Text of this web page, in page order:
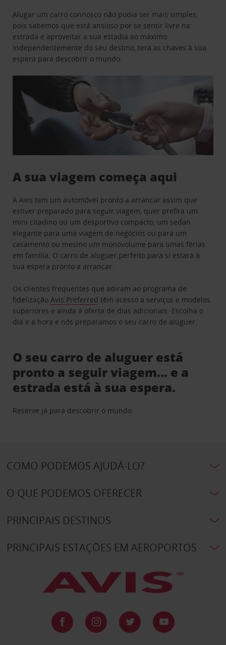
Alugar um carro connosco não podia ser mais simples,
pois sabemos que está ansioso por se sentir livre na
estrada e aproveitar a sua estadia ao máximo.
Independentemente do seu destino, terá as chaves à sua
espera para descobrir o mundo.
A sua viagem começa aqui
A Avis tem um automóvel pronto a arrancar assim que
estiver preparado para seguir viagem, quer prefira um
mini citadino ou um desportivo compacto, um sedan
elegante para uma viagem de negócios ou para um
casamento ou mesmo um monovolume para umas férias
em família. O carro de aluguer perfeito para si estará à
sua espera pronto a arrancar.
Os clientes frequentes que adiram ao programa de
fidelizaçãoAvis Preferred têm acesso a serviços e modelos
superiores e ainda à oferta de dias adicionais. Escolha o
dia e a hora e nós preparamos o seu carro de aluguer.
O seu carro de aluguer está
pronto a seguir viagem… e a
estrada está à sua espera.
Reserve já para descobrir o mundo.
COMO PODEMOS AJUDÁ-LO?
O QUE PODEMOS OFERECER
PRINCIPAIS DESTINOS
PRINCIPAIS ESTAÇÕES EM AEROPORTOS